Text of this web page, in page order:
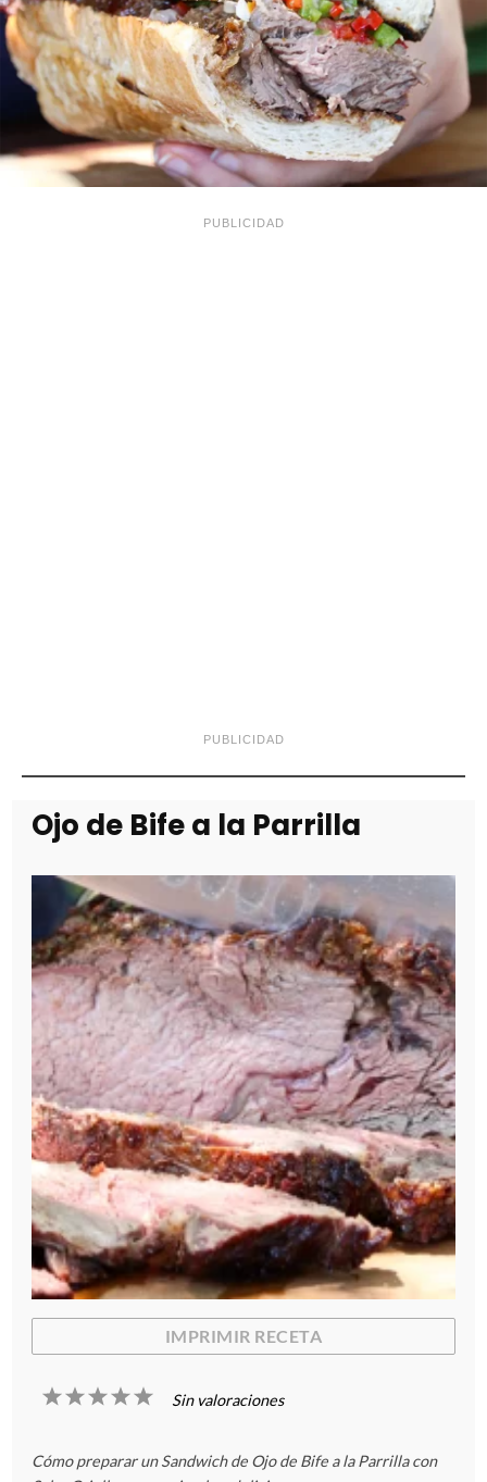
PUBLICIDAD
PUBLICIDAD
Ojo de Bife a la Parrilla
IMPRIMIR RECETA
5
4
3
2
1
Sin valoraciones
Cómo preparar un Sandwich de Ojo de Bife a la Parrilla con